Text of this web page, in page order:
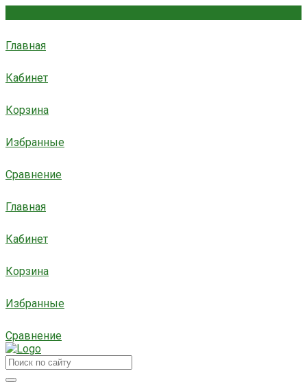
Главная
Кабинет
Корзина
Избранные
Сравнение
Главная
Кабинет
Корзина
Избранные
Сравнение